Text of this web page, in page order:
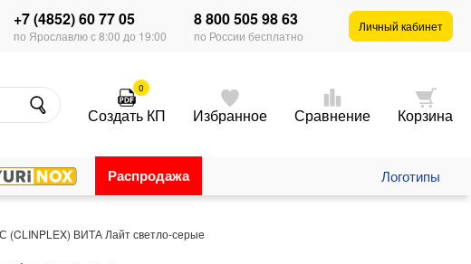
+7 (4852) 60 77 05
по Ярославлю с 8:00 до 19:00
8 800 505 98 63
по России бесплатно
Личный кабинет
0
Создать КП Избранное Сравнение Корзина
Распродажа Логотипы
ВИТА Лайт светло-серые